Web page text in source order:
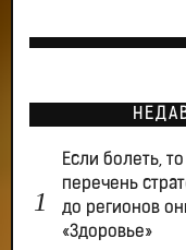
Если болеть,
перечень
до регионов
«Здоровье»